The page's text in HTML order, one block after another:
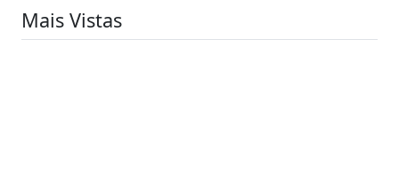
Mais Vistas